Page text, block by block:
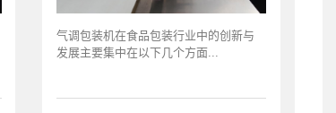
气调包装机在食品包装行业中的创新与
发展主要集中在以下几个方面...